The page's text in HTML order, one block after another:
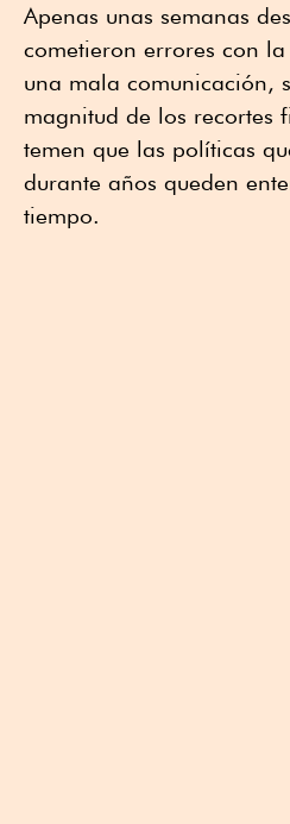
Apenas unas semanas
cometieron errores con
una mala comunicación,
magnitud de los recortes
temen que las políticas
durante años queden
tiempo.